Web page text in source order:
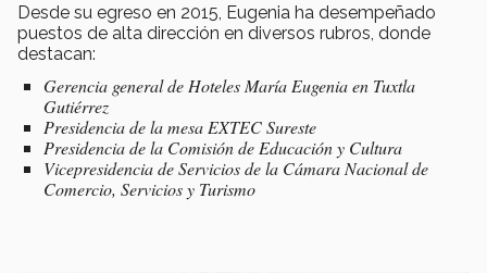
Desde su egreso en 2015, Eugenia ha desempeñado
puestos de alta dirección en diversos rubros, donde
destacan:
Gerencia general de Hoteles María Eugenia en Tuxtla
Gutiérrez
Presidencia de la mesa EXTEC Sureste
Presidencia de la Comisión de Educación y Cultura
Vicepresidencia de Servicios de la Cámara Nacional de
Comercio, Servicios y Turismo